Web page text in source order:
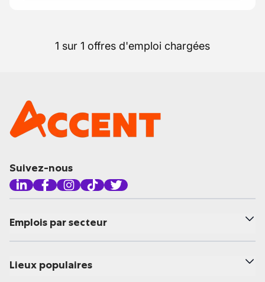
1 sur 1 offres d'emploi chargées
Suivez-nous
Emplois par secteur
Lieux populaires